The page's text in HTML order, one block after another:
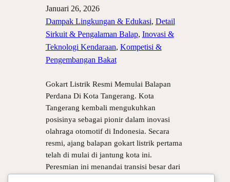
Januari 26, 2026
Dampak Lingkungan & Edukasi, Detail
Sirkuit & Pengalaman Balap, Inovasi &
Teknologi Kendaraan, Kompetisi &
Pengembangan Bakat
Gokart Listrik Resmi Memulai Balapan
Perdana Di Kota Tangerang. Kota
Tangerang kembali mengukuhkan
posisinya sebagai pionir dalam inovasi
olahraga otomotif di Indonesia. Secara
resmi, ajang balapan gokart listrik pertama
telah di mulai di jantung kota ini.
Peresmian ini menandai transisi besar dari